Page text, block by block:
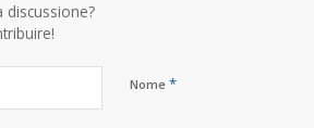
discussione?
Nome *